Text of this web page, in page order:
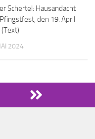
Schertel: Hausandacht
den 19. April
2024